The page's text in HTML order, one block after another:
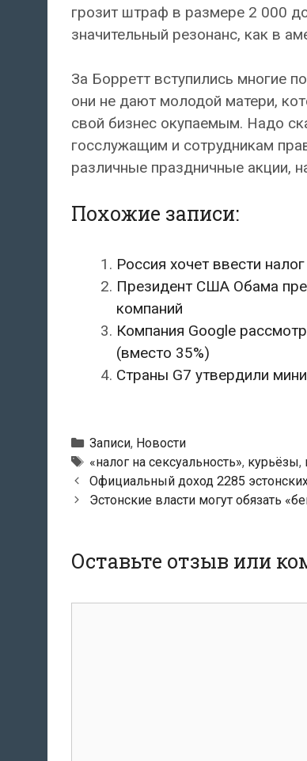
грозит штраф в размере 2 000
значительный резонанс, как в
За Борретт вступились многие
они не дают молодой матери,
свой бизнес окупаемым. Надо
госслужащим и сотрудникам
различные праздничные акции,
Похожие записи:
Россия хочет ввести
Президент США Обама
компаний
Компания Google
(вместо 35%)
Страны G7 утвердили
Рубрики
Записи, Новости
Метки
«налог на сексуальность», курьёзы,
Навигация
по
Официальный доход 2285
Эстонские власти могут обязать
Оставьте отзыв или